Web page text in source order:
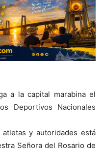
a la capital marabina el
Deportivos Nacionales
y autoridades está
Señora del Rosario de